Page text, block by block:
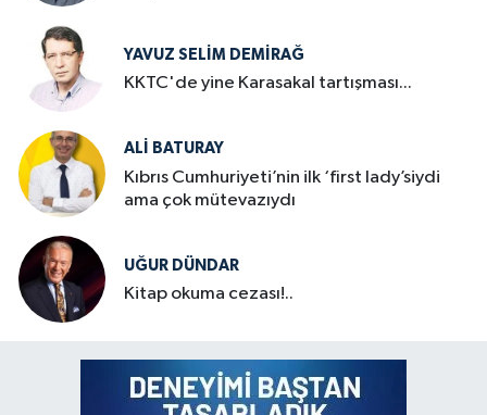
YAVUZ SELIM DEMIRAĞ
KKTC'de yine Karasakal tartışması...
ALI BATURAY
Kıbrıs Cumhuriyeti’nin ilk ‘first lady’siydi
ama çok mütevazıydı
UĞUR DÜNDAR
Kitap okuma cezası!..